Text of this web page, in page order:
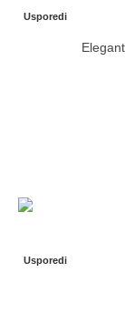
Usporedi
Usporedi